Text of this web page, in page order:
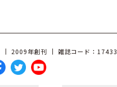
2009年創刊 雑誌コード：17433